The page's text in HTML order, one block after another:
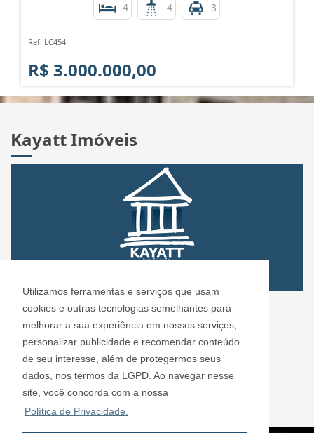
Utilizamos ferramentas e serviços que usam
cookies e outras tecnologias semelhantes para
melhorar a sua experiência em nossos serviços,
personalizar publicidade e recomendar conteúdo
de seu interesse, além de protegermos seus
dados, nos termos da LGPD. Ao navegar nesse
site, você concorda com a nossa
Política de Privacidade.
4 4 3
Ref. LC454
R$ 3.000.000,00
Kayatt Imóveis
CRECI: 72.304
Informações de Contato
Kayatt Imóveis - 72.304
contato@kayattimoveis.com.br
+55 (11) 99200-6432